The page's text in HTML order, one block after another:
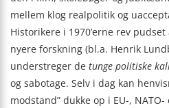
mellem klog realpolitik og
Historikere i 1970’erne rev
nyere forskning (bl.a. Henrik
understreger de tunge politiske
og sabotage. Selv i dag kan
modstand” dukke op i EU-,